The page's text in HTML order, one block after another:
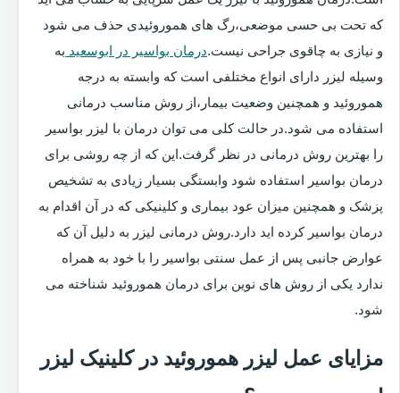
که تحت بی حسی موضعی،رگ های هموروئیدی حذف می شود
و نیازی به چاقوی جراحی نیست.درمان بواسیر در ابوسعید به
وسیله لیزر دارای انواع مختلفی است که وابسته به درجه
هموروئید و همچنین وضعیت بیمار،از روش مناسب درمانی
استفاده می شود.در حالت کلی می توان درمان با لیزر بواسیر
را بهترین روش درمانی در نظر گرفت.این که از چه روشی برای
درمان بواسیر استفاده شود وابستگی بسیار زیادی به تشخیص
پزشک و همچنین میزان عود بیماری و کلینیکی که در آن اقدام به
درمان بواسیر کرده اید دارد.روش درمانی لیزر به دلیل آن که
عوارض جانبی پس از عمل سنتی بواسیر را با خود به همراه
ندارد یکی از روش های نوین برای درمان هموروئید شناخته می
شود.
مزایای عمل لیزر هموروئید در کلینیک لیزر